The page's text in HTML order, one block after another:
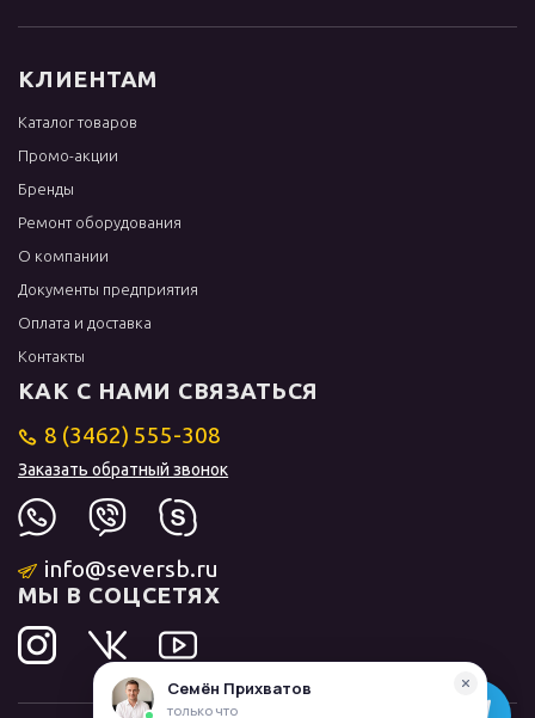
КЛИЕНТАМ
Каталог товаров
Промо-акции
Бренды
Ремонт оборудования
О компании
Документы предприятия
Оплата и доставка
Контакты
КАК С НАМИ СВЯЗАТЬСЯ
8 (3462) 555-308
Заказать обратный звонок
info@seversb.ru
МЫ В СОЦСЕТЯХ